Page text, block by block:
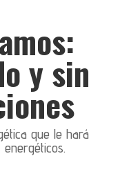
y sin
que le hará